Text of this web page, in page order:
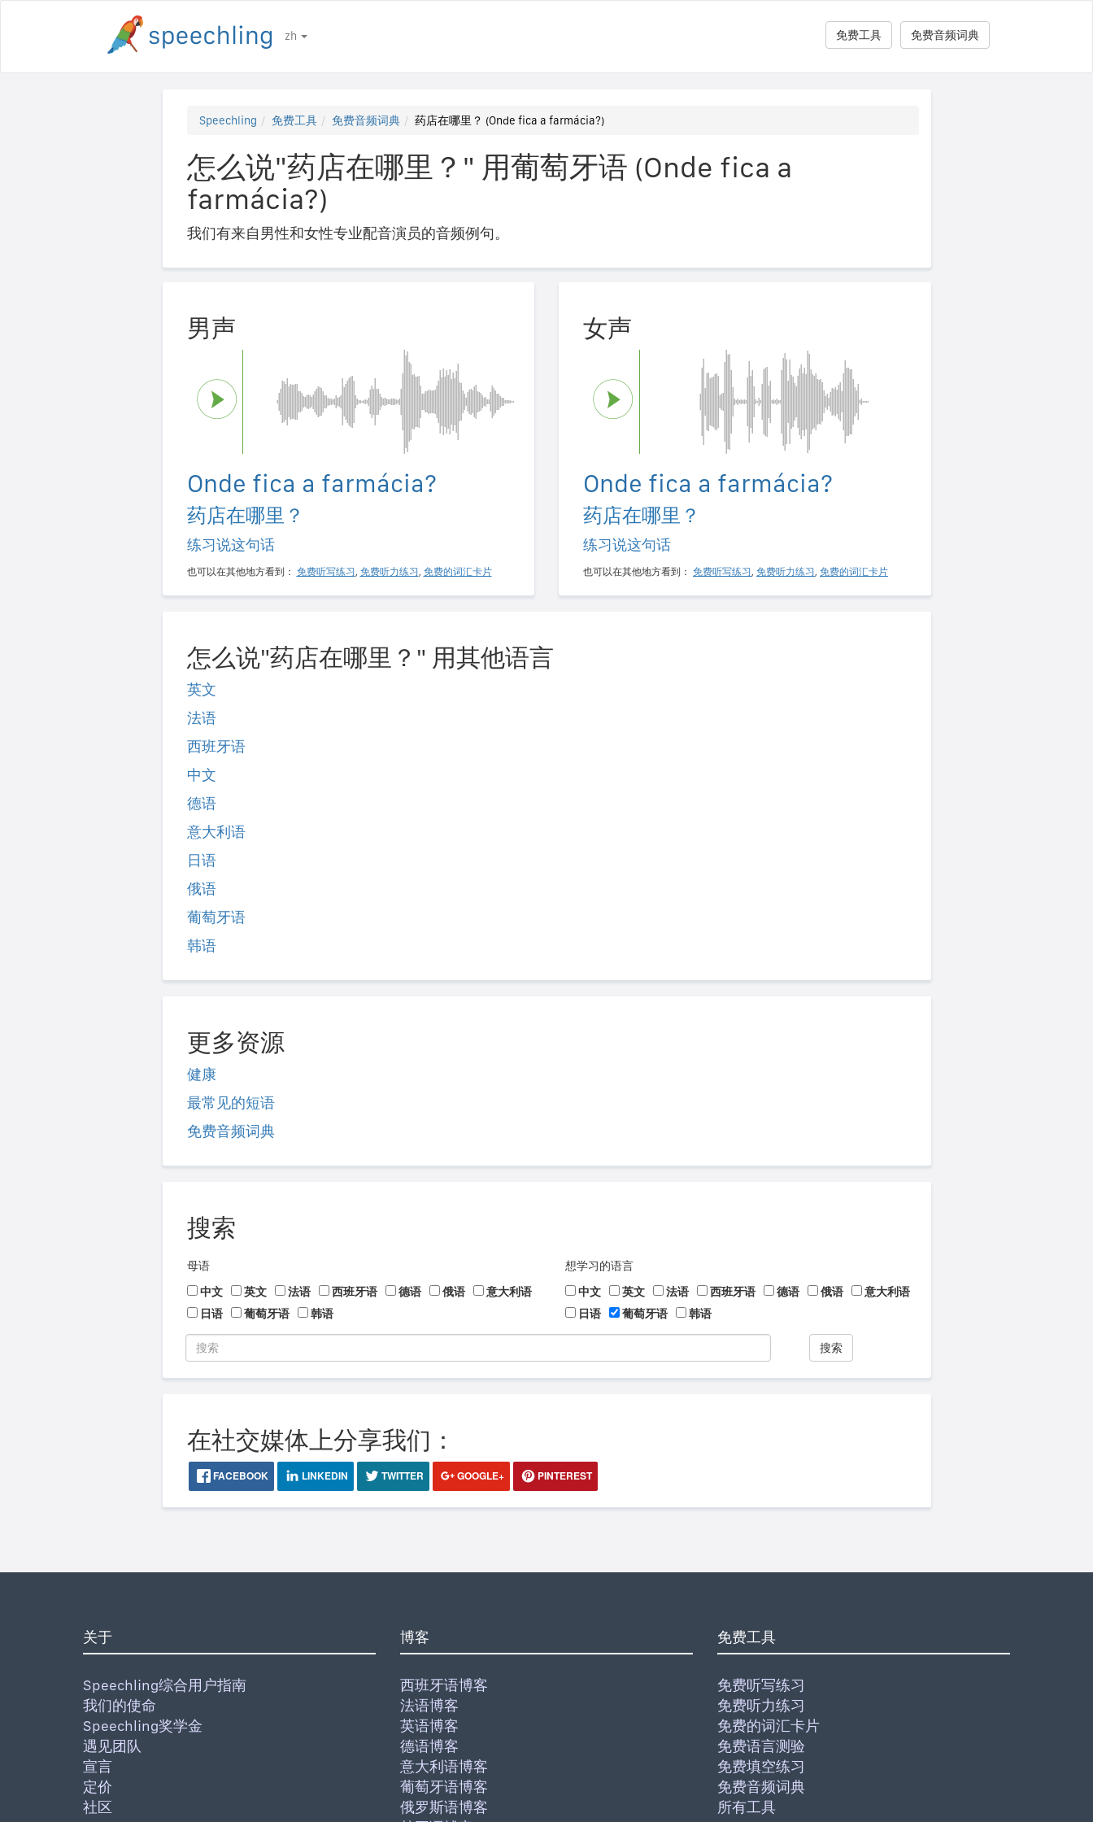
zh 免费音频词典
免费工具
Speechling 免费工具 免费音频词典 药店在哪里？ (Onde fica a farmácia?)
怎么说"药店在哪里？" 用葡萄牙语 (Onde fica a
farmácia?)
我们有来自男性和女性专业配音演员的音频例句。
男声
Onde fica a farmácia?
药店在哪里？
练习说这句话
也可以在其他地方看到： 免费听写练习, 免费听力练习, 免费的词汇卡片
女声
Onde fica a farmácia?
药店在哪里？
练习说这句话
也可以在其他地方看到： 免费听写练习, 免费听力练习, 免费的词汇卡片
怎么说"药店在哪里？" 用其他语言
英文
法语
西班牙语
中文
德语
意大利语
日语
俄语
葡萄牙语
韩语
更多资源
健康
最常见的短语
免费音频词典
搜索
母语
中文
英文 法语 西班牙语 德语 俄语
意大利语
日语
葡萄牙语 韩语
想学习的语言
中文
英文 法语 西班牙语 德语 俄语
意大利语
日语
葡萄牙语 韩语
搜索
在社交媒体上分享我们：
FACEBOOK LINKEDIN TWITTER GOOGLE+ PINTEREST
关于
Speechling综合用户指南
我们的使命
Speechling奖学金
遇见团队
宣言
定价
社区
博客
西班牙语博客
法语博客
英语博客
德语博客
意大利语博客
葡萄牙语博客
俄罗斯语博客
免费工具
免费听写练习
免费听力练习
免费的词汇卡片
免费语言测验
免费填空练习
免费音频词典
所有工具